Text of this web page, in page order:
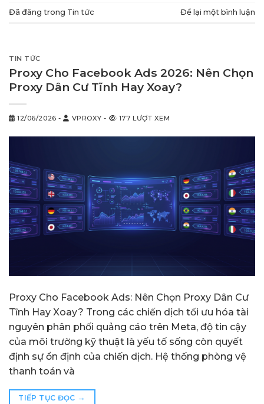
Đã đăng trong Tin tức Để lại một bình luận
TIN TỨC
Proxy Cho Facebook Ads 2026: Nên Chọn
Proxy Dân Cư Tĩnh Hay Xoay?
12/06/2026 - VPROXY - 177 LƯỢT XEM
Proxy Cho Facebook Ads: Nên Chọn Proxy Dân Cư
Tĩnh Hay Xoay? Trong các chiến dịch tối ưu hóa tài
nguyên phân phối quảng cáo trên Meta, độ tin cậy
của môi trường kỹ thuật là yếu tố sống còn quyết
định sự ổn định của chiến dịch. Hệ thống phòng vệ
thanh toán và
TIẾP TỤC ĐỌC →